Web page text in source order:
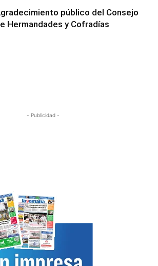
público del Consejo
Hermandades y Cofradías
- Publicidad -